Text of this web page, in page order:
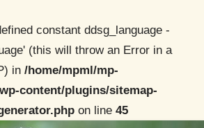
constant ddsg_language -
(this will throw an Error in a
in /home/mpml/mp-
content/plugins/sitemap-
on line 45